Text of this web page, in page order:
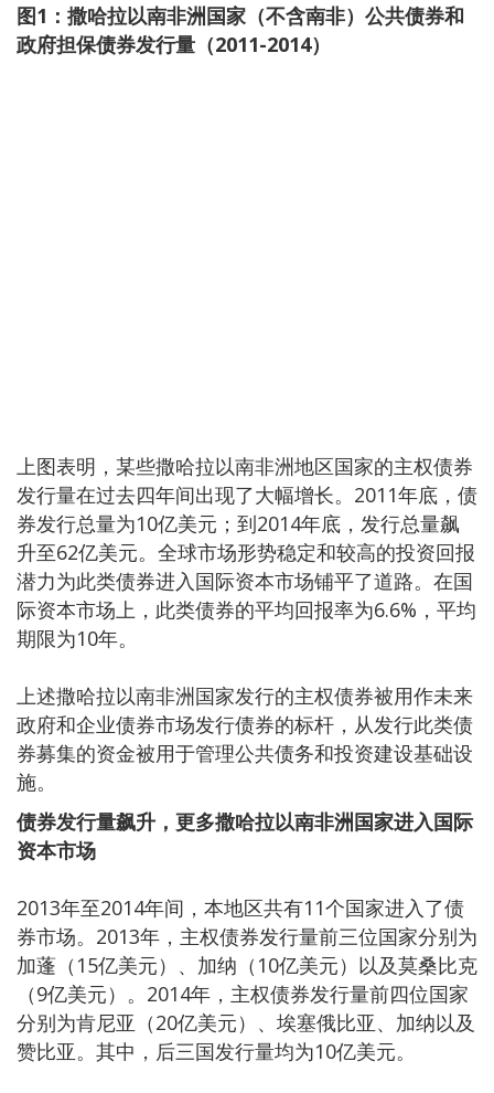
图1 ：撒哈拉以南非洲国家（不含南非）公共债券和
政府担保债券发行量（2011-2014）
上图表明，某些撒哈拉以南非洲地区国家的主权债券
发行量在过去四年间出现了大幅增长。2011年底，债
券发行总量为10亿美元；到2014年底，发行总量飙
升至62亿美元。全球市场形势稳定和较高的投资回报
潜力为此类债券进入国际资本市场铺平了道路。在国
际资本市场上，此类债券的平均回报率为6.6%，平均
期限为10年。
上述撒哈拉以南非洲国家发行的主权债券被用作未来
政府和企业债券市场发行债券的标杆，从发行此类债
券募集的资金被用于管理公共债务和投资建设基础设
施。
债券发行量飙升，更多撒哈拉以南非洲国家进入国际
资本市场
2013年至2014年间，本地区共有11个国家进入了债
券市场。2013年，主权债券发行量前三位国家分别为
加蓬（15亿美元）、加纳（10亿美元）以及莫桑比克
（9亿美元）。2014年，主权债券发行量前四位国家
分别为肯尼亚（20亿美元）、埃塞俄比亚、加纳以及
赞比亚。其中，后三国发行量均为10亿美元。